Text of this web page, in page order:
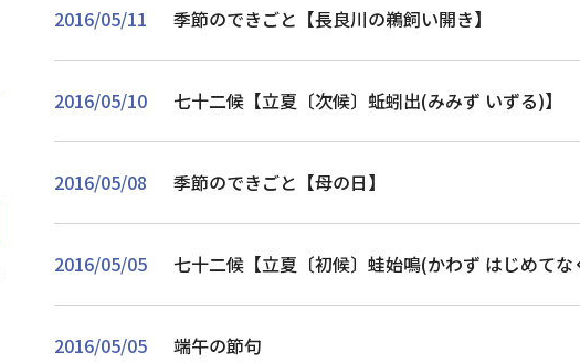
2016/05/11 季節のできごと【長良川の鵜飼い開き】
2016/05/10 七十二候【立夏〔次候〕蚯蚓出(みみず いずる)】
2016/05/08 季節のできごと【母の日】
2016/05/05 七十二候【立夏〔初候〕蛙始鳴(かわず はじめてな
2016/05/05 端午の節句